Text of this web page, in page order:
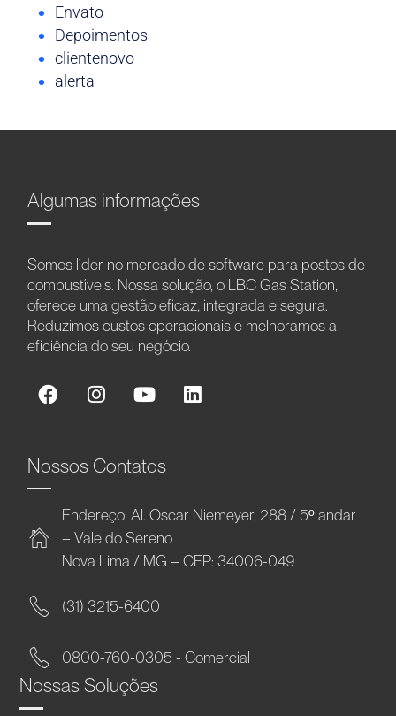
Envato
Depoimentos
clientenovo
alerta
Algumas informações
Somos líder no mercado de software para postos de
combustíveis. Nossa solução, o LBC Gas Station,
oferece uma gestão eficaz, integrada e segura.
Reduzimos custos operacionais e melhoramos a
eficiência do seu negócio.
Nossos Contatos
Endereço: Al. Oscar Niemeyer, 288 / 5º andar
– Vale do Sereno
Nova Lima / MG – CEP: 34006-049
(31) 3215-6400
0800-760-0305 - Comercial
Nossas Soluções